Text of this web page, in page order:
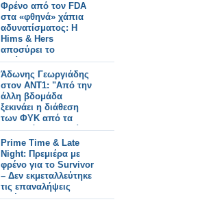
Φρένο από τον FDA
στα «φθηνά» χάπια
αδυνατίσματος: Η
Hims & Hers
αποσύρει το
αντίγραφο του
Wegovy
Άδωνης Γεωργιάδης
στον ΑΝΤ1: "Από την
άλλη βδομάδα
ξεκινάει η διάθεση
των ΦΥΚ από τα
ιδιωτικά φαρμακεία"
(video)
Prime Time & Late
Night: Πρεμιέρα με
φρένο για το Survivor
– Δεν εκμεταλλεύτηκε
τις επαναλήψεις
απέναντι